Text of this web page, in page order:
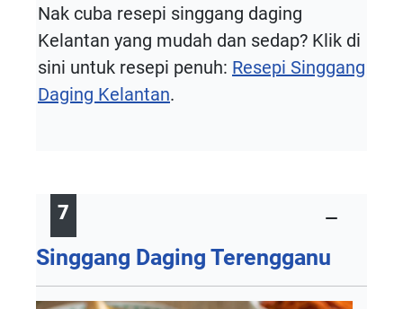
Nak cuba resepi singgang daging
Kelantan yang mudah dan sedap? Klik di
sini untuk resepi penuh: Resepi Singgang
Daging Kelantan.
7
Singgang Daging Terengganu